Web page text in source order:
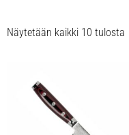
Näytetään kaikki 10 tulosta